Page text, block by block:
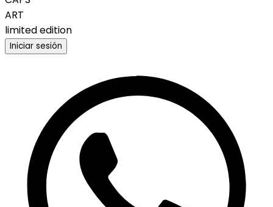
ART
limited edition
Iniciar sesión